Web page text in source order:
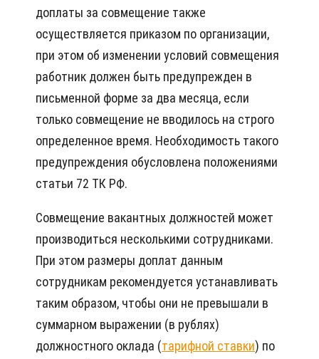
доплаты за совмещение также
осуществляется приказом по организации,
при этом об изменении условий совмещения
работник должен быть предупрежден в
письменной форме за два месяца, если
только совмещение не вводилось на строго
определенное время. Необходимость такого
предупреждения обусловлена положениями
статьи 72 ТК РФ.
Совмещение вакантных должностей может
производиться несколькими сотрудниками.
При этом размеры доплат данным
сотрудникам рекомендуется устанавливать
таким образом, чтобы они не превышали в
суммарном выражении (в рублях)
должностного оклада (тарифной ставки) по